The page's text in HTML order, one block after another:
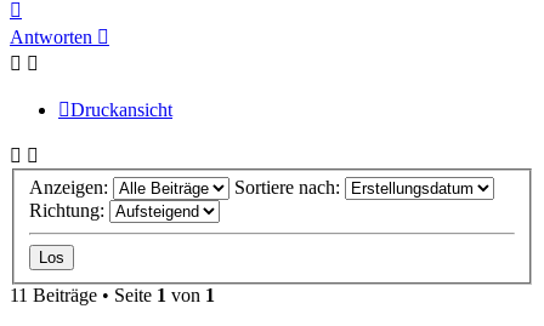
oben
Antworten
Druckansicht
Anzeigen:
Sortiere nach:
Richtung:
11 Beiträge • Seite 1 von 1